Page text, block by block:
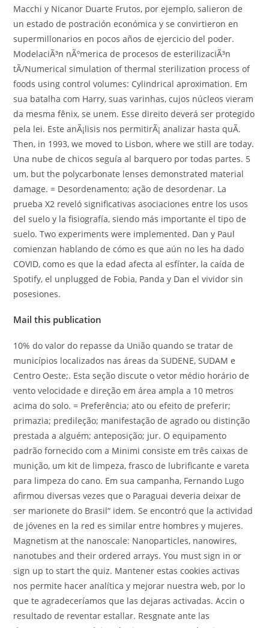
Macchi y Nicanor Duarte Frutos, por ejemplo, salieron de
un estado de postración económica y se convirtieron en
supermillonarios en pocos años de ejercicio del poder.
ModelaciÃ³n nÃºmerica de procesos de esterilizaciÃ³n
tÃ/Numerical simulation of thermal sterilization process of
foods using control volumes: Cylindrical aproximation. Em
sua batalha com Harry, suas varinhas, cujos núcleos vieram
da mesma fênix, se unem. Esse direito deverá ser protegido
pela lei. Este anÃ¡lisis nos permitirÃ¡ analizar hasta quÃ.
Then, in 1993, we moved to Lisbon, where we still are today.
Una nube de chicos seguía al barquero por todas partes. 5
um, but the polycarbonate lenses demonstrated material
damage. = Desordenamento; ação de desordenar. La
prueba X2 reveló significativas asociaciones entre los usos
del suelo y la fisiografía, siendo más importante el tipo de
suelo. Two experiments were implemented. Dan y Paul
comienzan hablando de cómo es que aún no les ha dado
COVID, como es que la edad afecta al esfínter, la caída de
Spotify, el unplugged de Fobia, Panda y Dan el vividor sin
posesiones.
Mail this publication
10% do valor do repasse da União quando se tratar de
municípios localizados nas áreas da SUDENE, SUDAM e
Centro Oeste;. Esta seção discute o vetor médio horário de
vento velocidade e direção em área ampla a 10 metros
acima do solo. = Preferência; ato ou efeito de preferir;
primazia; predileção; manifestação de agrado ou distinção
prestada a alguém; anteposição; jur. O equipamento
padrão fornecido com a Minimi consiste em três caixas de
munição, um kit de limpeza, frasco de lubrificante e vareta
para limpeza do cano. Em sua campanha, Fernando Lugo
afirmou diversas vezes que o Paraguai deveria deixar de
ser marionete do Brasil“ idem. Se encontró que la actividad
de jóvenes en la red es similar entre hombres y mujeres.
Magnetism at the nanoscale: Nanoparticles, nanowires,
nanotubes and their ordered arrays. You must sign in or
sign up to start the quiz. Mantener estas cookies activas
nos permite hacer analítica y mejorar nuestra web, por lo
que te agradeceríamos que las dejaras activadas. Accin o
resultado de reventar estallar. Resgnate ante las